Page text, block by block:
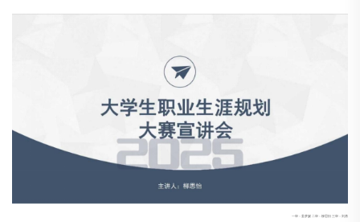
一审：姜梦媛 二审：柳思怡 三审：刘勇